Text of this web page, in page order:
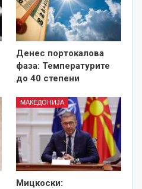
Денес портокалова
фаза: Температурите
до 40 степени
МАКЕДОНИЈА
Мицкоски: